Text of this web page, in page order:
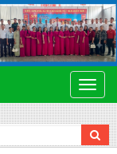
Toggle